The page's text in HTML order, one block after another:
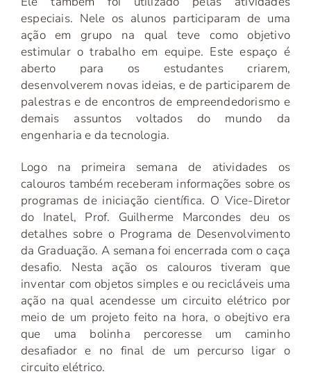
especiais. Nele os alunos participaram de uma
ação em grupo na qual teve como objetivo
estimular o trabalho em equipe. Este espaço é
aberto para os estudantes criarem,
desenvolverem novas ideias, e de participarem de
palestras e de encontros de empreendedorismo e
demais assuntos voltados do mundo da
engenharia e da tecnologia.
Logo na primeira semana de atividades os
calouros também receberam informações sobre os
programas de iniciação científica. O Vice-Diretor
do Inatel, Prof. Guilherme Marcondes deu os
detalhes sobre o Programa de Desenvolvimento
da Graduação. A semana foi encerrada com o caça
desafio. Nesta ação os calouros tiveram que
inventar com objetos simples e ou recicláveis uma
ação na qual acendesse um circuito elétrico por
meio de um projeto feito na hora, o obejtivo era
que uma bolinha percoresse um caminho
desafiador e no final de um percurso ligar o
circuito elétrico.